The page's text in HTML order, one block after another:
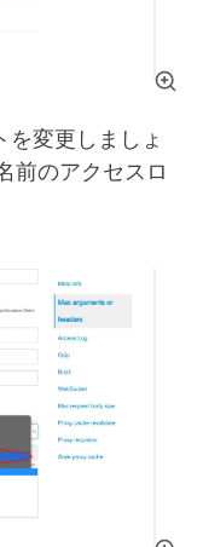
変更しましょ
前のアクセスロ